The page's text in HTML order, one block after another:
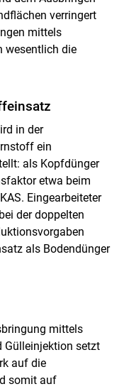
verringert
mittels
wesentlich die
in der
ein
als Kopfdünger
etwa beim
Eingearbeiteter
der doppelten
als Bodendünger
mittels
Gülleinjektion setzt
auf die
somit auf